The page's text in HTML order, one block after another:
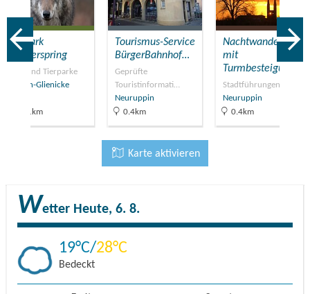
Tierpark
Kunsterspring
Zoos und Tierparke
Gühlen-Glienicke
12.1km
Tourismus-Service
BürgerBahnhof…
Geprüfte
Touristinformati…
Neuruppin
0.4km
Nachtwanderung
mit
Turmbesteigung
Stadtführungen
Neuruppin
0.4km
Karte aktivieren
Wetter Heute, 6. 8.
19 28
Bedeckt